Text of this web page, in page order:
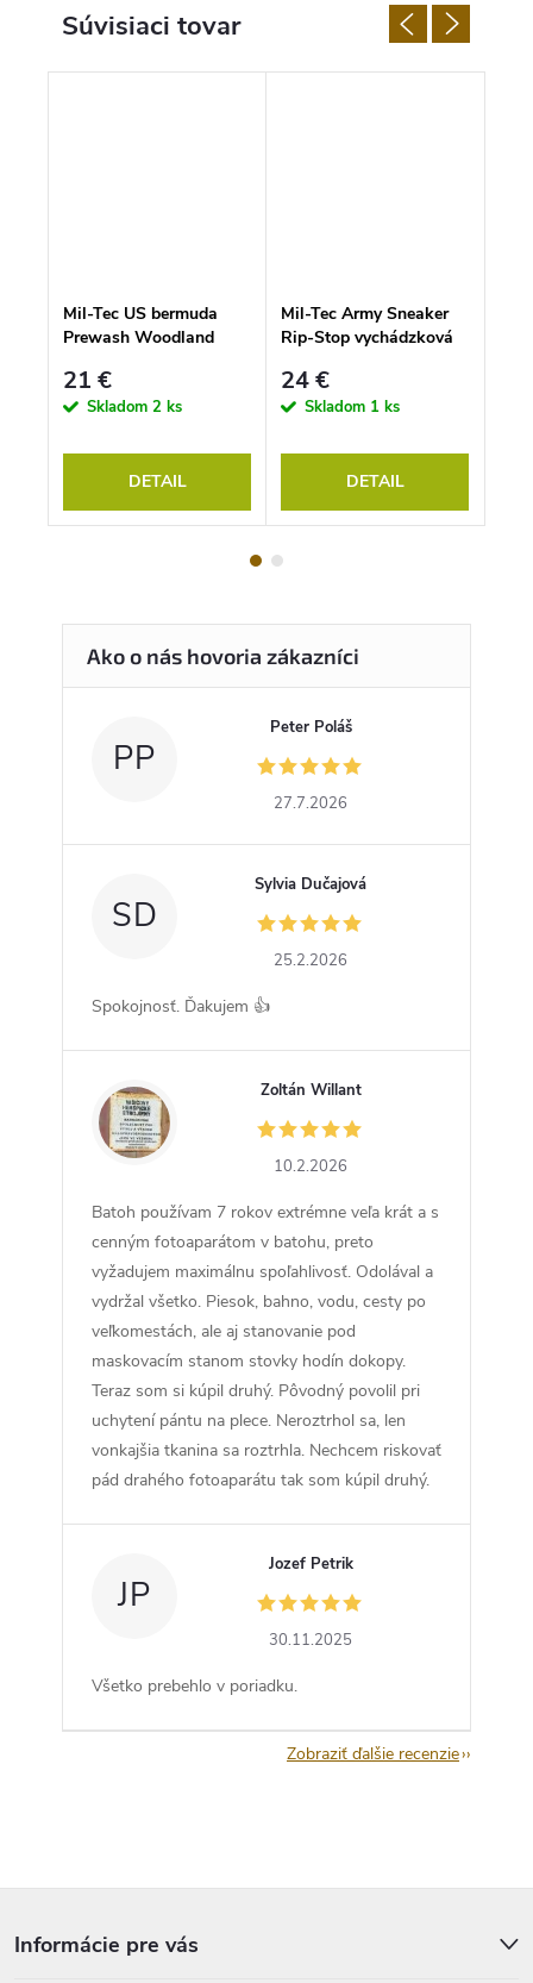
Súvisiaci tovar
Mil-Tec US bermuda
Prewash Woodland
21 €
Skladom 2 ks
DETAIL
Mil-Tec Army Sneaker
Rip-Stop vychádzková
24 €
Skladom 1 ks
DETAIL
PP
Peter Poláš
27.7.2026
SD
Sylvia Dučajová
25.2.2026
Spokojnosť. Ďakujem 👍
ZW
Zoltán Willant
10.2.2026
Batoh používam 7 rokov extrémne veľa krát a s
cenným fotoaparátom v batohu, preto
vyžadujem maximálnu spoľahlivosť. Odolával a
vydržal všetko. Piesok, bahno, vodu, cesty po
veľkomestách, ale aj stanovanie pod
maskovacím stanom stovky hodín dokopy.
Teraz som si kúpil druhý. Pôvodný povolil pri
uchytení pántu na plece. Neroztrhol sa, len
vonkajšia tkanina sa roztrhla. Nechcem riskovať
pád drahého fotoaparátu tak som kúpil druhý.
JP
Jozef Petrik
30.11.2025
Všetko prebehlo v poriadku.
Zobraziť ďalšie recenzie
Informácie pre vás